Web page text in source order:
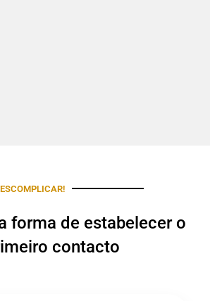
forma de estabelecer o
contacto